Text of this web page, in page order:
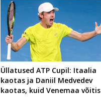
Üllatused ATP Cupil: Itaalia
kaotas ja Daniil Medvedev
kaotas, kuid Venemaa võitis